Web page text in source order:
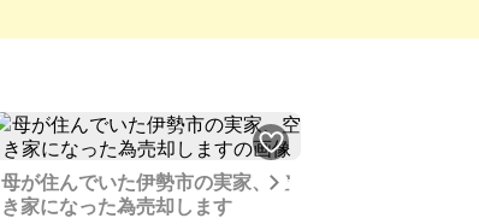
母が住んでいた伊勢市の実家、空
き家になった為売却します
Next